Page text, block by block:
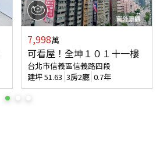
7,998萬
可看屋！全坤１０１十一樓
台北市信義區信義路四段
建坪51.63 3房2廳 0.7年